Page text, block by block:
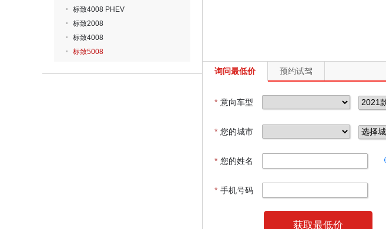
标致4008 PHEV
标致2008
标致4008
标致5008
询问最低价 预约试驾
* 意向车型
* 您的城市
* 您的姓名
* 手机号码
获取最低价